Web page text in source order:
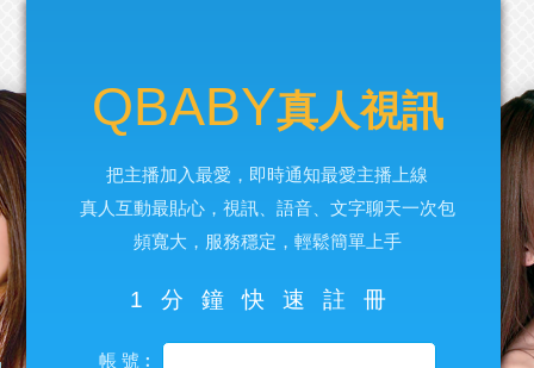
QBABY真人視訊
把主播加入最愛，即時通知最愛主播上線
真人互動最貼心，視訊、語音、文字聊天一次包
頻寬大，服務穩定，輕鬆簡單上手
1分鐘快速註冊
帳 號︰